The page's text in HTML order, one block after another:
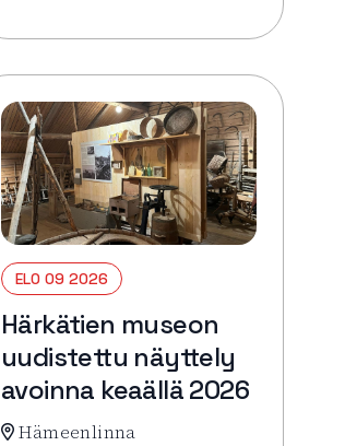
Lue lisää tapahtumasta Guided tour in
ELO 09 2026
Härkätien museon
uudistettu näyttely
avoinna keaällä 2026
Hämeenlinna